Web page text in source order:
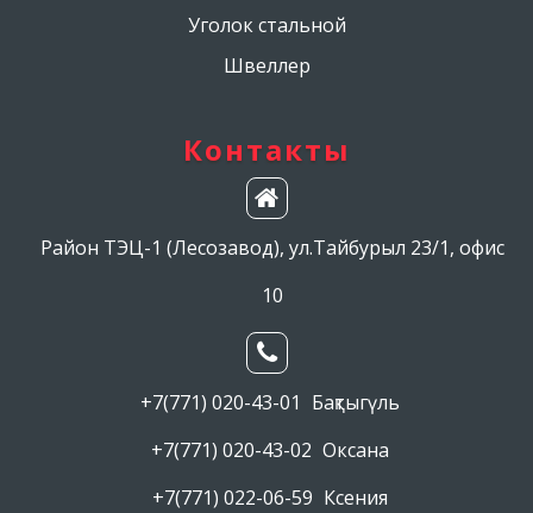
Уголок стальной
Швеллер
Контакты
Район ТЭЦ-1 (Лесозавод), ул.Тайбурыл 23/1, офис
10
+7(771) 020-43-01 Бақтыгүль
+7(771) 020-43-02 Оксана
+7(771) 022-06-59 Ксения